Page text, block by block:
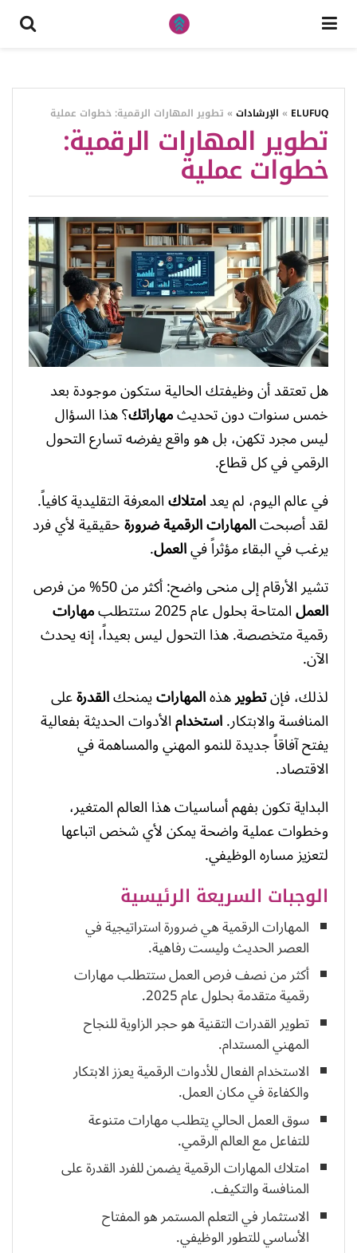
ELUFUQ
» الإرشادات » تطوير المهارات الرقمية: خطوات عملية
تطوير المهارات الرقمية:
خطوات عملية
هل تعتقد أن وظيفتك الحالية ستكون موجودة بعد
خمس سنوات دون تحديثمهاراتك؟ هذا السؤال
ليس مجرد تكهن، بل هو واقع يفرضه تسارع التحول
الرقمي في كل قطاع.
في عالم اليوم، لم يعدامتلاكالمعرفة التقليدية كافياً.
لقد أصبحتالمهارات الرقميةضرورةحقيقية لأي فرد
يرغب في البقاء مؤثراً فيالعمل.
تشير الأرقام إلى منحى واضح: أكثر من 50% من فرص
العملالمتاحة بحلول عام 2025 ستتطلب مهارات
رقمية متخصصة. هذا التحول ليس بعيداً، إنه يحدث
الآن.
لذلك، فإنتطويرهذهالمهاراتيمنحكالقدرةعلى
المنافسة والابتكار.استخدامالأدوات الحديثة بفعالية
يفتح آفاقاً جديدة للنمو المهني والمساهمة في
الاقتصاد.
البداية تكون بفهم أساسيات هذا العالم المتغير،
وخطوات عملية واضحة يمكن لأي شخص اتباعها
لتعزيز مساره الوظيفي.
الوجبات السريعة الرئيسية
المهارات الرقمية هي ضرورة استراتيجية في
العصر الحديث وليست رفاهية.
أكثر من نصف فرص العمل ستتطلب مهارات
رقمية متقدمة بحلول عام 2025.
تطوير القدرات التقنية هو حجر الزاوية للنجاح
المهني المستدام.
الاستخدام الفعال للأدوات الرقمية يعزز الابتكار
والكفاءة في مكان العمل.
سوق العمل الحالي يتطلب مهارات متنوعة
للتفاعل مع العالم الرقمي.
امتلاك المهارات الرقمية يضمن للفرد القدرة على
المنافسة والتكيف.
الاستثمار في التعلم المستمر هو المفتاح
الأساسي للتطور الوظيفي.